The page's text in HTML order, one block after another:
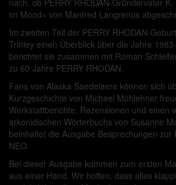
nach, ob PERRY RHODAN-Gründervater
im Mond« von Manfred Langrenus
Im zweiten Teil der PERRY RHODAN-
Trinley einen Überblick über die Jahre
berichtet sie zusammen mit Roman
zu 60 Jahre PERRY RHODAN.
Fans von Alaska Saedelaere können sich
Kurzgeschichte von Michael Mühlehner
Werkstattberichte, Rezensionen und einen
arkonidischen Wörterbuchs von Susanne
beinhaltet die Ausgabe Besprechungen zur
NEO.
Bei dieser Ausgabe kommen zum ersten
aus einer Hand. Wir hoffen, dass alles